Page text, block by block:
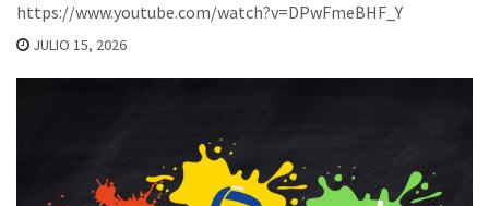
https://www.youtube.com/watch?v=DPwFmeBHF_Y
JULIO 15, 2026